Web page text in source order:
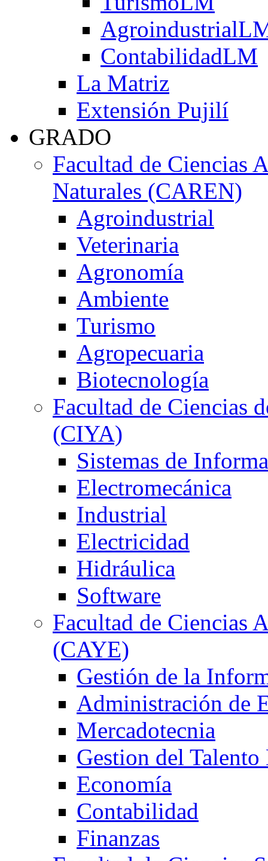
ContabilidadLM
La Matriz
Extensión Pujilí
GRADO
Facultad de Ciencias
Naturales (CAREN)
Agroindustrial
Veterinaria
Agronomía
Ambiente
Turismo
Agropecuaria
Biotecnología
Facultad de Ciencias
(CIYA)
Sistemas de
Electromecánica
Industrial
Electricidad
Hidráulica
Software
Facultad de Ciencias
(CAYE)
Gestión de la
Administración de
Mercadotecnia
Gestion del Talento
Economía
Contabilidad
Finanzas